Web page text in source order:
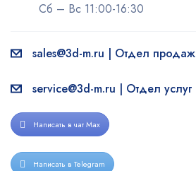
Сб – Вс 11:00-16:30
sales@3d-m.ru | Отдел продаж
service@3d-m.ru | Отдел услуг
Написать в чат Max
Написать в Telegram